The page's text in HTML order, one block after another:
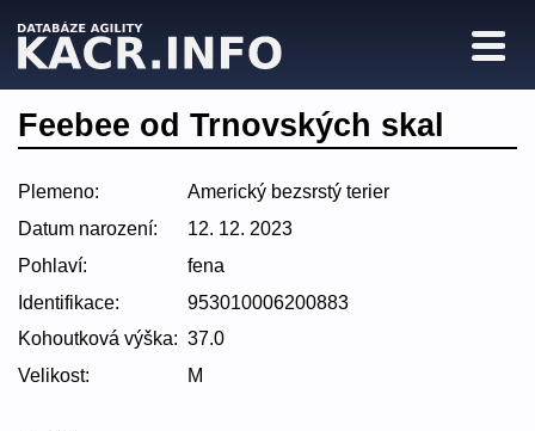
Feebee od Trnovských skal
Plemeno:
Americký bezsrstý terier
Datum narození:
12. 12. 2023
Pohlaví:
fena
Identifikace:
953010006200883
Kohoutková výška: 37.0
Velikost:
M